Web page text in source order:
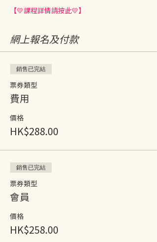
【💛課程詳情請按此💛】
網上報名及付款
銷售已完結
票券類型
費用
價格
HK$288.00
銷售已完結
票券類型
會員
價格
HK$258.00